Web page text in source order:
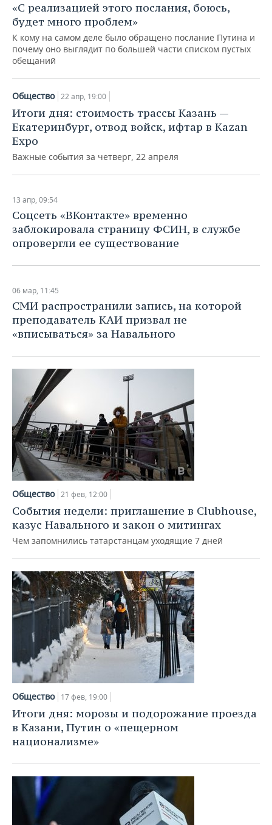
ВОДНЫЕ ВИДЫ СПОРТА
ХОККЕЙ С МЯЧОМ
ОБРАЗОВАНИЕ
ПРОИСШЕСТВИЯ
«С реализацией этого послания, боюсь,
будет много проблем»
К кому на самом деле было обращено послание Путина и
почему оно выглядит по большей части списком пустых
обещаний
Общество 22 апр, 19:00
Итоги дня: стоимость трассы Казань —
Екатеринбург, отвод войск, ифтар в Kazan
Expo
Важные события за четверг, 22 апреля
13 апр, 09:54
Соцсеть «ВКонтакте» временно
заблокировала страницу ФСИН, в службе
опровергли ее существование
06 мар, 11:45
СМИ распространили запись, на которой
преподаватель КАИ призвал не
«вписываться» за Навального
Общество 21 фев, 12:00
События недели: приглашение в Clubhouse,
казус Навального и закон о митингах
Чем запомнились татарстанцам уходящие 7 дней
Общество 17 фев, 19:00
Итоги дня: морозы и подорожание проезда
в Казани, Путин о «пещерном
национализме»